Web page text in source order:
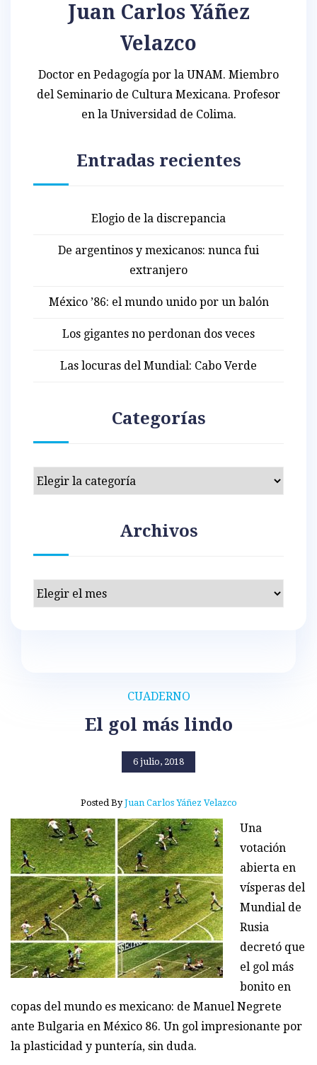
CUADERNO
El gol más lindo
6 julio, 2018
Posted ByJuan Carlos Yáñez Velazco
Una
votación
abierta en
vísperas del
Mundial de
Rusia
decretó que
el gol más
bonito en
copas del mundo es mexicano: de Manuel Negrete
ante Bulgaria en México 86. Un gol impresionante por
la plasticidad y puntería, sin duda.
Juan Carlos Yáñez
Velazco
Doctor en Pedagogía por la UNAM. Miembro
del Seminario de Cultura Mexicana. Profesor
en la Universidad de Colima.
Entradas recientes
Elogio de la discrepancia
De argentinos y mexicanos: nunca fui
extranjero
México ’86: el mundo unido por un balón
Los gigantes no perdonan dos veces
Las locuras del Mundial: Cabo Verde
Categorías
Categorías
Archivos
Archivos